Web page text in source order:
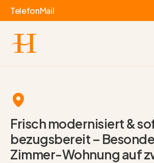
TelefonMail
Frisch modernisiert &
bezugsbereit –
Zimmer-Wohnung auf